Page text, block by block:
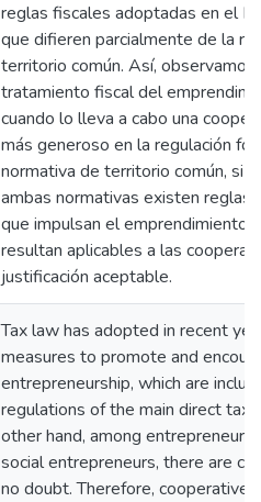
reglas fiscales adoptadas en el
que difieren parcialmente de la
territorio común. Así, observamos
tratamiento fiscal del
cuando lo lleva a cabo una
más generoso en la regulación
normativa de territorio común, si
ambas normativas existen reglas
que impulsan el emprendimiento
resultan aplicables a las
justificación aceptable.
Tax law has adopted in recent
measures to promote and
entrepreneurship, which are
regulations of the main direct
other hand, among
social entrepreneurs, there are
no doubt. Therefore,